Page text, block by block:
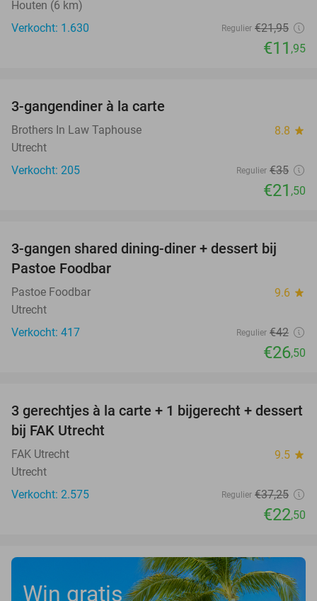
Houten (6 km)
Verkocht: 1.630
Regulier €21,95
€11 ,95
3-gangendiner à la carte
Brothers In Law Taphouse 8.8 star
Utrecht
Verkocht: 205
Regulier €35
€21 ,50
37%
3-gangen shared dining-diner + dessert bij
Pastoe Foodbar
Pastoe Foodbar 9.6 star
Utrecht
Verkocht: 417
Regulier €42
€26,50
40%
3 gerechtjes à la carte + 1 bijgerecht + dessert
bij FAK Utrecht
FAK Utrecht 9.5 star
Utrecht
Verkocht: 2.575
Regulier €37,25
€22,50
Win gratis